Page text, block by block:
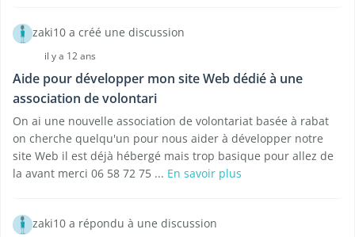
zaki10 a créé une discussion
il y a 12 ans
Aide pour développer mon site Web dédié à une
association de volontari
On ai une nouvelle association de volontariat basée à rabat
on cherche quelqu'un pour nous aider à développer notre
site Web il est déjà hébergé mais trop basique pour allez de
la avant merci 06 58 72 75 ... En savoir plus
zaki10 a répondu à une discussion